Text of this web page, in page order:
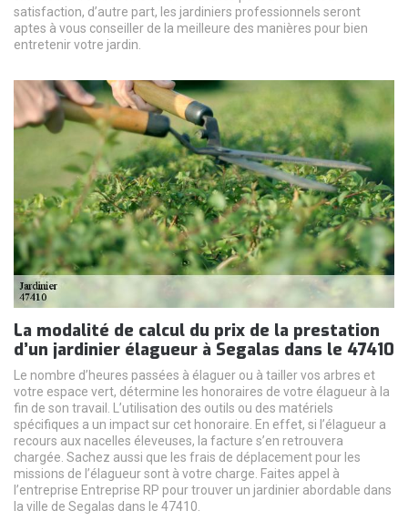
satisfaction, d’autre part, les jardiniers professionnels seront
aptes à vous conseiller de la meilleure des manières pour bien
entretenir votre jardin.
La modalité de calcul du prix de la prestation
d’un jardinier élagueur à Segalas dans le 47410
Le nombre d’heures passées à élaguer ou à tailler vos arbres et
votre espace vert, détermine les honoraires de votre élagueur à la
fin de son travail. L’utilisation des outils ou des matériels
spécifiques a un impact sur cet honoraire. En effet, si l’élagueur a
recours aux nacelles éleveuses, la facture s’en retrouvera
chargée. Sachez aussi que les frais de déplacement pour les
missions de l’élagueur sont à votre charge. Faites appel à
l’entreprise Entreprise RP pour trouver un jardinier abordable dans
la ville de Segalas dans le 47410.